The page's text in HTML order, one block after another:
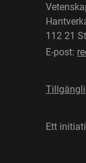
112 21
E-post:
Ett